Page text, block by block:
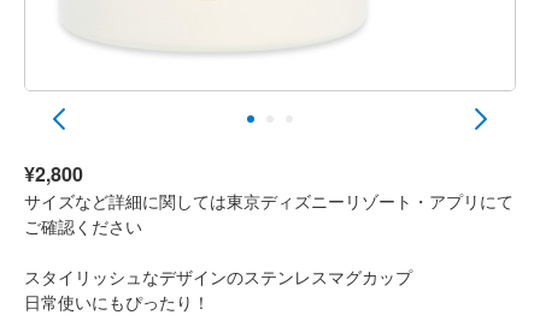
¥2,800
サイズなど詳細に関しては東京ディズニーリゾート・アプリにて
ご確認ください
スタイリッシュなデザインのステンレスマグカップ
日常使いにもぴったり！